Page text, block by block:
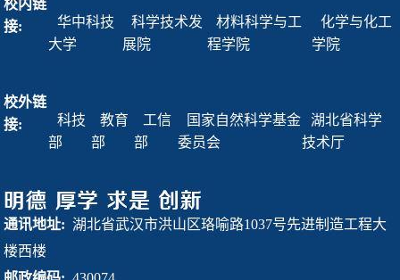
校内链
接:
华中科技
大学
科学技术发
展院
材料科学与工
程学院
化学与化工
学院
校外链
接:
科技
部
教育
部
工信
部
国家自然科学基金
委员会
湖北省科学
技术厅
通讯地址:湖北省武汉市洪山区珞喻路1037号先进制造工程大
楼西楼